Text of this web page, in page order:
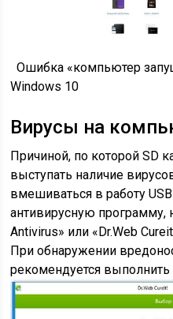
Ошибка «компьютер
Windows 10
Вирусы на
Причиной, по которой SD
выступать наличие
вмешиваться в работу
антивирусную программу,
Antivirus» или «Dr.Web
При обнаружении
рекомендуется выполнить